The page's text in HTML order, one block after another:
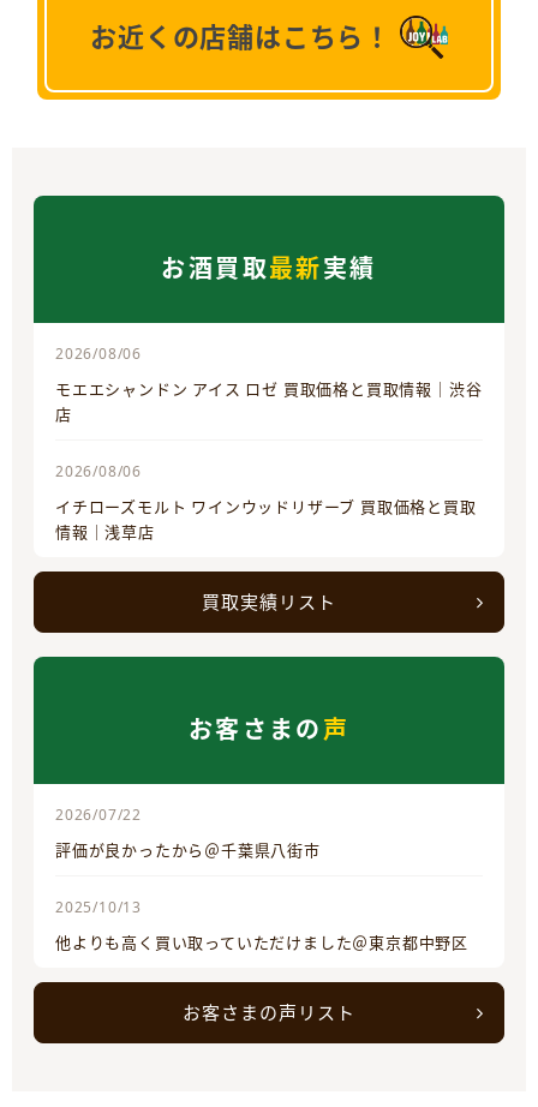
お近くの店舗はこちら！
お酒買取最新実績
2026/08/06
モエエシャンドン アイス ロゼ 買取価格と買取情報｜渋谷
店
2026/08/06
イチローズモルト ワインウッドリザーブ 買取価格と買取
情報｜浅草店
買取実績リスト
お客さまの声
2026/07/22
評価が良かったから＠千葉県八街市
2025/10/13
他よりも高く買い取っていただけました＠東京都中野区
お客さまの声リスト